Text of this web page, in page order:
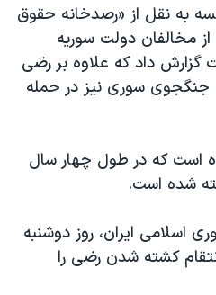
به نقل از «رصدخانه حقوق
از مخالفان دولت سوریه
داد که علاوه بر رضی
سوری نیز در حمله
است که در طول چهار سال
شده است.
اسلامی ایران، روز دوشنبه
کشته شدن رضی را